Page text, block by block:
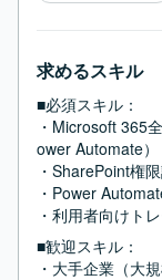
求めるスキル
■必須スキル：
・Microsoft 365
ower Automate）
・SharePoint権
・Power
・利用者向けト
■歓迎スキル：
・大手企業（大